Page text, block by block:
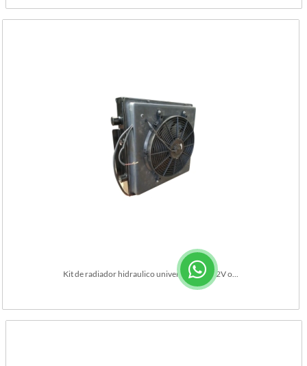
Kit de radiador hidraulico universal (para 12V o...